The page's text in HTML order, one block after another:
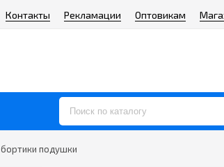
Контакты Рекламации Оптовикам
бортики подушки